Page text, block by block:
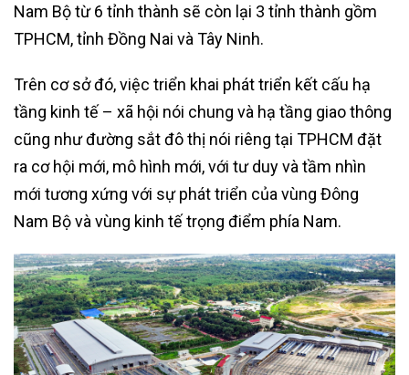
Nam Bộ từ 6 tỉnh thành sẽ còn lại 3 tỉnh thành gồm
TPHCM, tỉnh Đồng Nai và Tây Ninh.
Trên cơ sở đó, việc triển khai phát triển kết cấu hạ
tầng kinh tế – xã hội nói chung và hạ tầng giao thông
cũng như đường sắt đô thị nói riêng tại TPHCM đặt
ra cơ hội mới, mô hình mới, với tư duy và tầm nhìn
mới tương xứng với sự phát triển của vùng Đông
Nam Bộ và vùng kinh tế trọng điểm phía Nam.